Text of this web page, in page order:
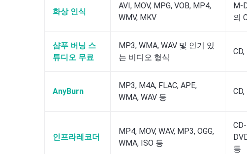
화상 인식
AVI, MOV, MPG, VOB, MP4,
WMV, MKV
M-
의
샴푸 버닝 스
튜디오 무료
MP3, WMA, WAV 및 인기 있
는 비디오 형식
AnyBurn
MP3, M4A, FLAC, APE,
WMA, WAV 등
인프라레코더
MP4, MOV, WAV, MP3, OGG,
WMA, ISO 등
등